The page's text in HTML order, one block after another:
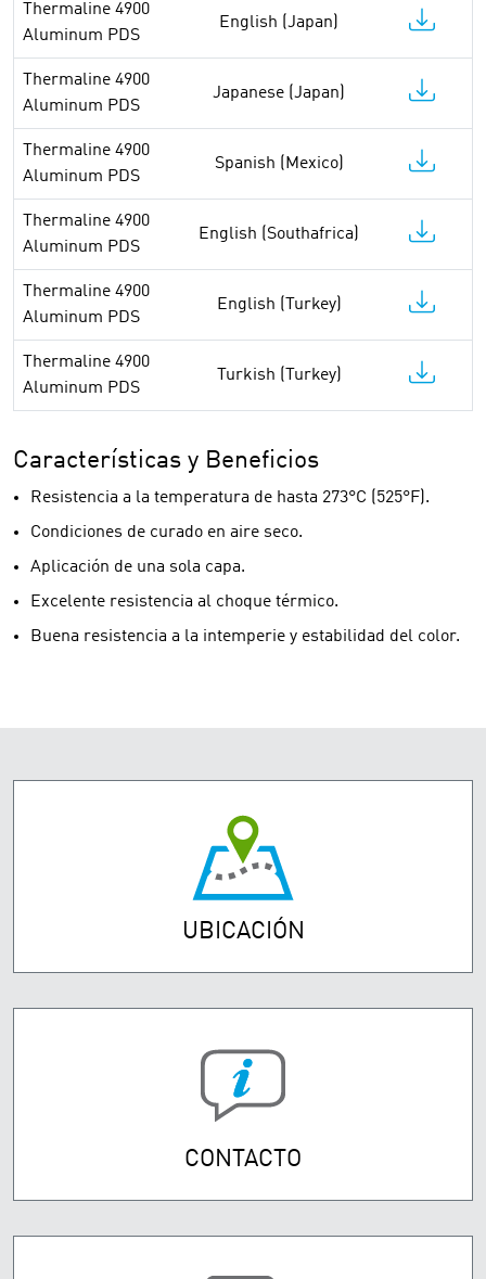
Thermaline 4900
Aluminum PDS
English (Japan)
Thermaline 4900
Aluminum PDS
Japanese (Japan)
Thermaline 4900
Aluminum PDS
Spanish (Mexico)
Thermaline 4900
Aluminum PDS
English (Southafrica)
Thermaline 4900
Aluminum PDS
English (Turkey)
Thermaline 4900
Aluminum PDS
Turkish (Turkey)
Características y Beneficios
Resistencia a la temperatura de hasta 273°C (525°F).
Condiciones de curado en aire seco.
Aplicación de una sola capa.
Excelente resistencia al choque térmico.
Buena resistencia a la intemperie y estabilidad del color.
UBICACIÓN
CONTACTO